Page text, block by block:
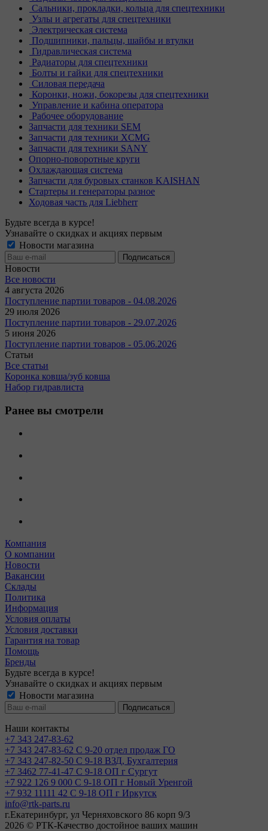
Сальники, прокладки, кольца для спецтехники
Узлы и агрегаты для спецтехники
Электрическая система
Подшипники, пальцы, шайбы и втулки
Гидравлическая система
Радиаторы для спецтехники
Болты и гайки для спецтехники
Силовая передача
Коронки, ножи, бокорезы для спецтехники
Управление и кабина оператора
Рабочее оборудование
Запчасти для техники SEM
Запчасти для техники XCMG
Запчасти для техники SANY
Опорно-поворотные круги
Охлаждающая система
Запчасти для буровых станков KAISHAN
Стартеры и генераторы разное
Ходовая часть для Liebherr
Будьте всегда в курсе!
Узнавайте о скидках и акциях первым
Новости магазина
Новости
Все новости
4 августа 2026
Поступление партии товаров - 04.08.2026
29 июля 2026
Поступление партии товаров - 29.07.2026
5 июня 2026
Поступление партии товаров - 05.06.2026
Статьи
Все статьи
Коронка ковша/зуб ковша
Набор гидравлиста
Ранее вы смотрели
Компания
О компании
Новости
Вакансии
Склады
Политика
Информация
Условия оплаты
Условия доставки
Гарантия на товар
Помощь
Бренды
Будьте всегда в курсе!
Узнавайте о скидках и акциях первым
Новости магазина
Наши контакты
+7 343 247-83-62
+7 343 247-83-62 С 9-20 отдел продаж ГО
+7 343 247-82-50 С 9-18 ВЗД, Бухгалтерия
+7 3462 77-41-47 С 9-18 ОП г Сургут
+7 922 126 9 000 С 9-18 ОП г Новый Уренгой
+7 932 11111 42 С 9-18 ОП г Иркутск
info@rtk-parts.ru
г.Екатеринбург, ул Черняховского 86 корп 9/3
2026 © РТК-Качество достойное ваших машин